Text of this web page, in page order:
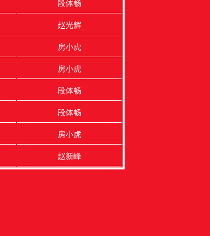
段体畅
赵光辉
房小虎
房小虎
段体畅
段体畅
房小虎
赵新峰